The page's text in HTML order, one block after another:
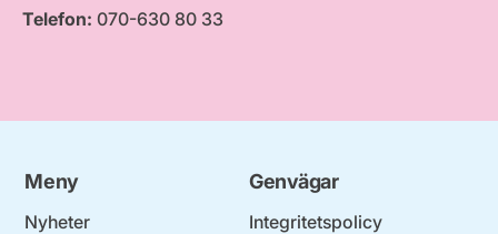
Telefon: 070-630 80 33
Meny
Nyheter
Genvägar
Integritetspolicy